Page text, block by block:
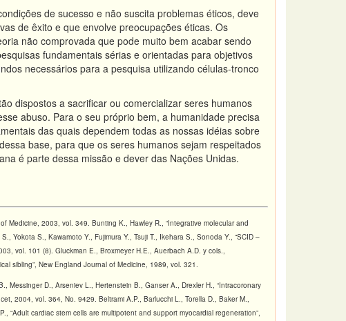
de sucesso e não suscita problemas éticos, deve
de êxito e que envolve preocupações éticas. Os
não comprovada que pode muito bem acabar sendo
fundamentais sérias e orientadas para objetivos
necessários para a pesquisa utilizando células-tronco
dispostos a sacrificar ou comercializar seres humanos
abuso. Para o seu próprio bem, a humanidade precisa
das quais dependem todas as nossas idéias sobre
base, para que os seres humanos sejam respeitados
é parte dessa missão e dever das Nações Unidas.
Medicine, 2003, vol. 349. Bunting K., Hawley R., “Integrative molecular and
Yokota S., Kawamoto Y., Fujimura Y., Tsuji T., Ikehara S., Sonoda Y., “SCID –
vol. 101 (8). Gluckman E., Broxmeyer H.E., Auerbach A.D. y cols.,
sibling”, New England Journal of Medicine, 1989, vol. 321.
Messinger D., Arseniev L., Hertenstein B., Ganser A., Drexler H., “Intracoronary
2004, vol. 364, No. 9429. Beltrami A.P., Barlucchi L., Torella D., Baker M.,
“Adult cardiac stem cells are multipotent and support myocardial regeneration”,